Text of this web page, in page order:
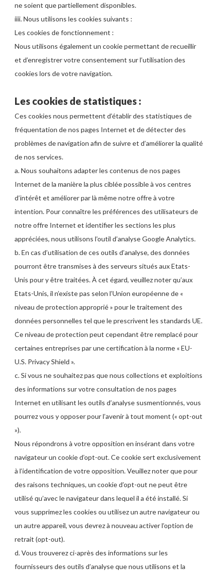
ne soient que partiellement disponibles.
iiii. Nous utilisons les cookies suivants :
Les cookies de fonctionnement :
Nous utilisons également un cookie permettant de recueillir
et d’enregistrer votre consentement sur l’utilisation des
cookies lors de votre navigation.
Les cookies de statistiques :
Ces cookies nous permettent d’établir des statistiques de
fréquentation de nos pages Internet et de détecter des
problèmes de navigation afin de suivre et d’améliorer la qualité
de nos services.
a. Nous souhaitons adapter les contenus de nos pages
Internet de la manière la plus ciblée possible à vos centres
d’intérêt et améliorer par là même notre offre à votre
intention. Pour connaître les préférences des utilisateurs de
notre offre Internet et identifier les sections les plus
appréciées, nous utilisons l’outil d’analyse Google Analytics.
b. En cas d’utilisation de ces outils d’analyse, des données
pourront être transmises à des serveurs situés aux Etats-
Unis pour y être traitées. À cet égard, veuillez noter qu’aux
Etats-Unis, il n’existe pas selon l’Union européenne de «
niveau de protection approprié » pour le traitement des
données personnelles tel que le prescrivent les standards UE.
Ce niveau de protection peut cependant être remplacé pour
certaines entreprises par une certification à la norme « EU-
U.S. Privacy Shield ».
c. Si vous ne souhaitez pas que nous collections et exploitions
des informations sur votre consultation de nos pages
Internet en utilisant les outils d’analyse susmentionnés, vous
pourrez vous y opposer pour l’avenir à tout moment (« opt-out
»).
Nous répondrons à votre opposition en insérant dans votre
navigateur un cookie d’opt-out. Ce cookie sert exclusivement
à l’identification de votre opposition. Veuillez noter que pour
des raisons techniques, un cookie d’opt-out ne peut être
utilisé qu’avec le navigateur dans lequel il a été installé. Si
vous supprimez les cookies ou utilisez un autre navigateur ou
un autre appareil, vous devrez à nouveau activer l’option de
retrait (opt-out).
d. Vous trouverez ci-après des informations sur les
fournisseurs des outils d’analyse que nous utilisons et la